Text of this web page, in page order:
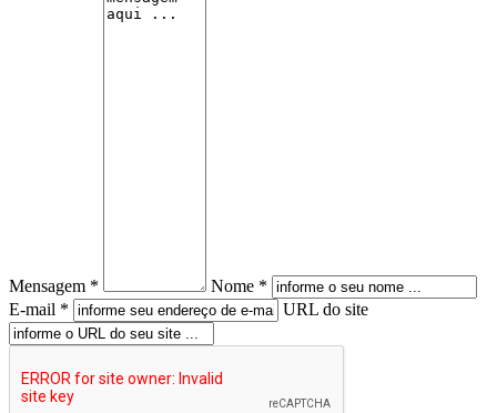
Mensagem *
Nome *
E-mail *
URL do site